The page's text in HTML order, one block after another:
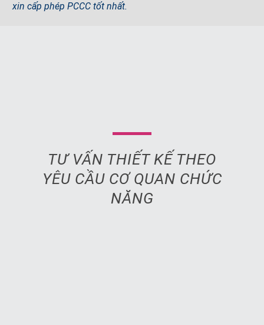
xin cấp phép PCCC tốt nhất.
TƯ VẤN THIẾT KẾ THEO
YÊU CẦU CƠ QUAN CHỨC
NĂNG